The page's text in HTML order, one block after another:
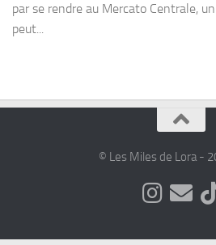
par se rendre au Mercato Centrale,
peut...
© Les Miles de Lora -